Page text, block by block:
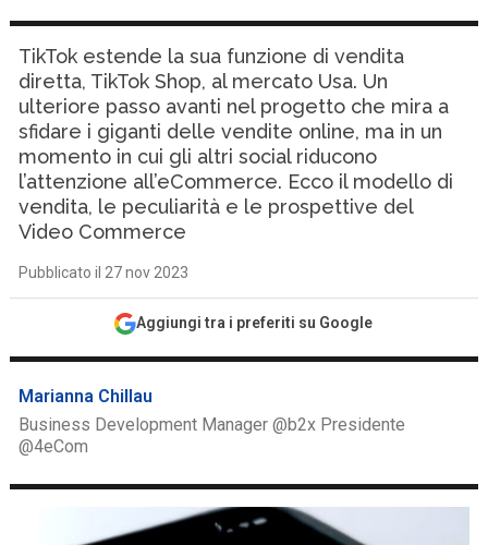
TikTok estende la sua funzione di vendita
diretta, TikTok Shop, al mercato Usa. Un
ulteriore passo avanti nel progetto che mira a
sfidare i giganti delle vendite online, ma in un
momento in cui gli altri social riducono
l’attenzione all’eCommerce. Ecco il modello di
vendita, le peculiarità e le prospettive del
Video Commerce
Pubblicato il 27 nov 2023
Aggiungi tra i preferiti su Google
Marianna Chillau
Business Development Manager @b2x Presidente
@4eCom